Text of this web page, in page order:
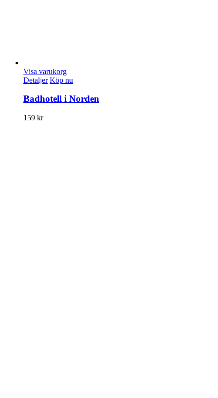
Visa varukorg
Detaljer Köp nu
Badhotell i Norden
159 kr